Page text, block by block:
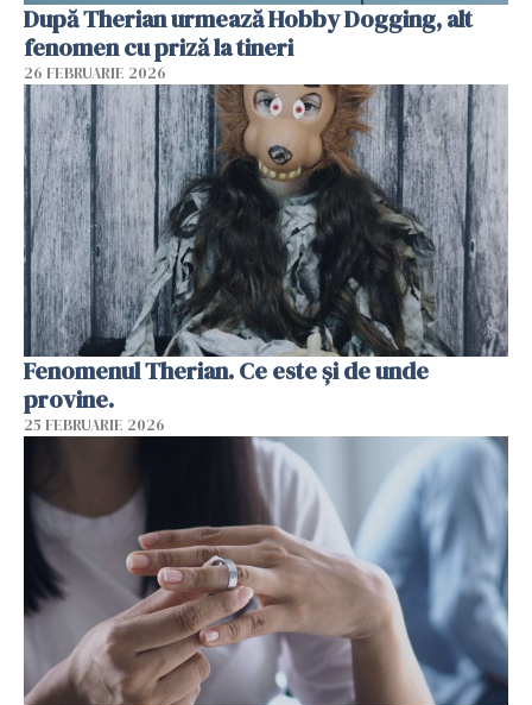
După Therian urmează Hobby Dogging, alt
fenomen cu priză la tineri
26 FEBRUARIE 2026
Fenomenul Therian. Ce este și de unde
provine.
25 FEBRUARIE 2026